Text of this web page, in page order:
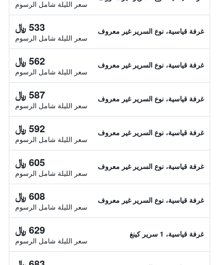
سعر الليلة شامل الرسوم
غرفة قياسية، نوع السرير غير معروف 533 ﷼
سعر الليلة شامل الرسوم
غرفة قياسية، نوع السرير غير معروف 562 ﷼
سعر الليلة شامل الرسوم
غرفة قياسية، نوع السرير غير معروف 587 ﷼
سعر الليلة شامل الرسوم
غرفة قياسية، نوع السرير غير معروف 592 ﷼
سعر الليلة شامل الرسوم
غرفة قياسية، نوع السرير غير معروف 605 ﷼
سعر الليلة شامل الرسوم
غرفة قياسية، نوع السرير غير معروف 608 ﷼
سعر الليلة شامل الرسوم
غرفة قياسية، 1 سرير كينغ 629 ﷼
سعر الليلة شامل الرسوم